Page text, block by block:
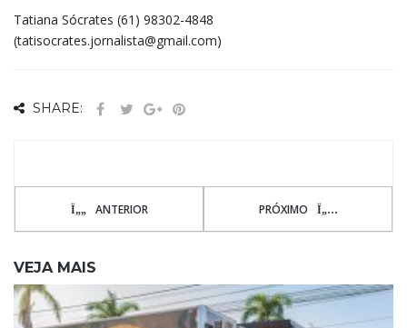
Tatiana Sócrates (61) 98302-4848
(tatisocrates.jornalista@gmail.com)
SHARE:
ANTERIOR PRÓXIMO
VEJA MAIS